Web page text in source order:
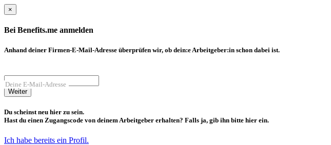
×
Bei Benefits.me anmelden
Anhand deiner Firmen-E-Mail-Adresse überprüfen wir, ob dein:e Arbeitgeber:in schon dabei ist.
Deine E-Mail-Adresse
Weiter
Du scheinst neu hier zu sein.
Hast du einen Zugangscode von deinem Arbeitgeber erhalten? Falls ja, gib ihn bitte hier ein.
Ich habe bereits ein Profil.